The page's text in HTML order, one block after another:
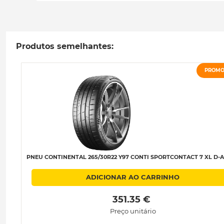
Produtos semelhantes:
PNEU CONTINENTAL 265/30R22 Y97 CONTI SPORTCONTACT 7 XL D-
ADICIONAR AO CARRINHO
351.35 €
Preço unitário